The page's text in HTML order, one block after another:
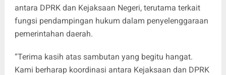
antara DPRK dan Kejaksaan Negeri, terutama terkait
fungsi pendampingan hukum dalam penyelenggaraan
pemerintahan daerah.
“Terima kasih atas sambutan yang begitu hangat.
Kami berharap koordinasi antara Kejaksaan dan DPRK